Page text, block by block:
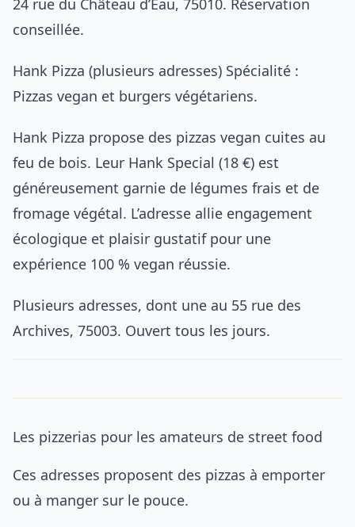
24 rue du Château d’Eau, 75010. Réservation
conseillée.
Hank Pizza (plusieurs adresses) Spécialité :
Pizzas vegan et burgers végétariens.
Hank Pizza propose des pizzas vegan cuites au
feu de bois. Leur Hank Special (18 €) est
généreusement garnie de légumes frais et de
fromage végétal. L’adresse allie engagement
écologique et plaisir gustatif pour une
expérience 100 % vegan réussie.
Plusieurs adresses, dont une au 55 rue des
Archives, 75003. Ouvert tous les jours.
Les pizzerias pour les amateurs de street food
Ces adresses proposent des pizzas à emporter
ou à manger sur le pouce.